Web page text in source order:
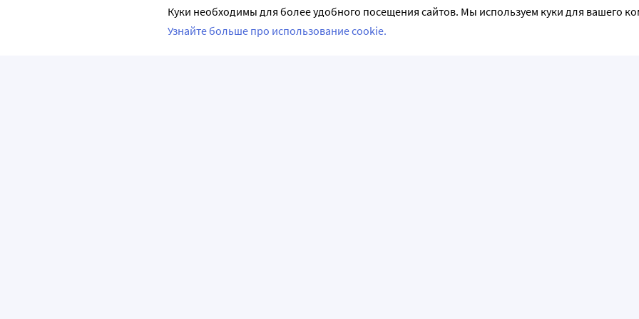
Куки необходимы для более удобного посещения сайтов. Мы используем куки для вашего
Узнайте больше про использование cookie.